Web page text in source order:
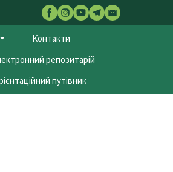
Контакти
репозитарій
путівник